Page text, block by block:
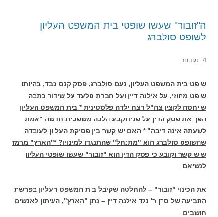
ה"זובור" שעשו שופטי בית המשפט העליון
לשופט סולברג
שופט בית המשפט העליון, נעם סולברג, פסק קנס כבד, בהיותו
שופט מחוזי, על אילנה דיין ועל חברת טלעד על שידור כתבה
שייחסה לקצין צה"ל רצח ילדה פלסטינית * בית המשפט העליון
הפך את פסק הדין על פניו וקבע הלכה משפטית חדשה "אמת
לשעתה אינה דיבה" * האם יש קשר בין פסיקת העליון לעובדה
שהשופט סולברג הוא "מתנחל" שהתנגדו למינויו? *"הארץ" מרמז
שיש קשר וקובע כי פסק הדין הוא "זובור" שעשו שופטי העליון
לנשיאם
את הכינוי "זובור" – להחלטה שקיבל בית המשפט העליון בפרשת
התביעה של סרן ר' נגד אילנה דיין – נתן "הארץ", העיתון לאנשים
חושבים.